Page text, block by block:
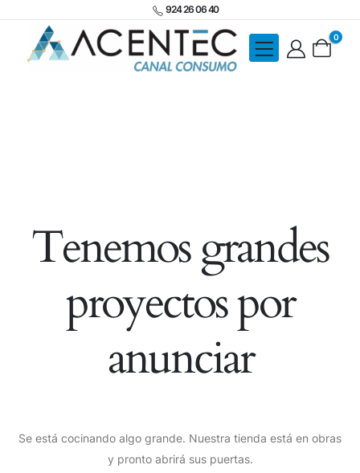
924 26 06 40
0
Tenemos grandes
proyectos por
anunciar
Se está cocinando algo grande. Nuestra tienda está en obras
y pronto abrirá sus puertas.